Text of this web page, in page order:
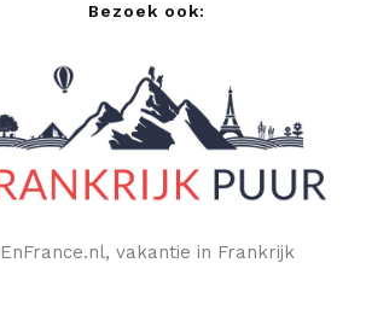
Bezoek ook:
EnFrance.nl, vakantie in Frankrijk